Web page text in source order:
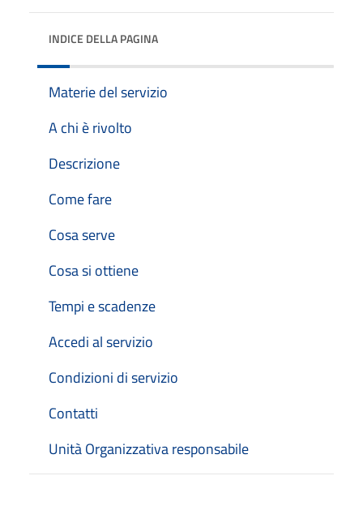
INDICE DELLA PAGINA
Materie del servizio
A chi è rivolto
Descrizione
Come fare
Cosa serve
Cosa si ottiene
Tempi e scadenze
Accedi al servizio
Condizioni di servizio
Contatti
Unità Organizzativa responsabile